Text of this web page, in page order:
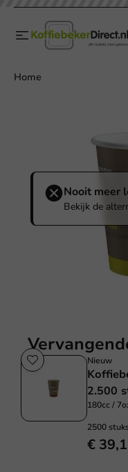
Home
Nooit meer
Bekijk de
Nieuw
2.500
180cc /
2500
€